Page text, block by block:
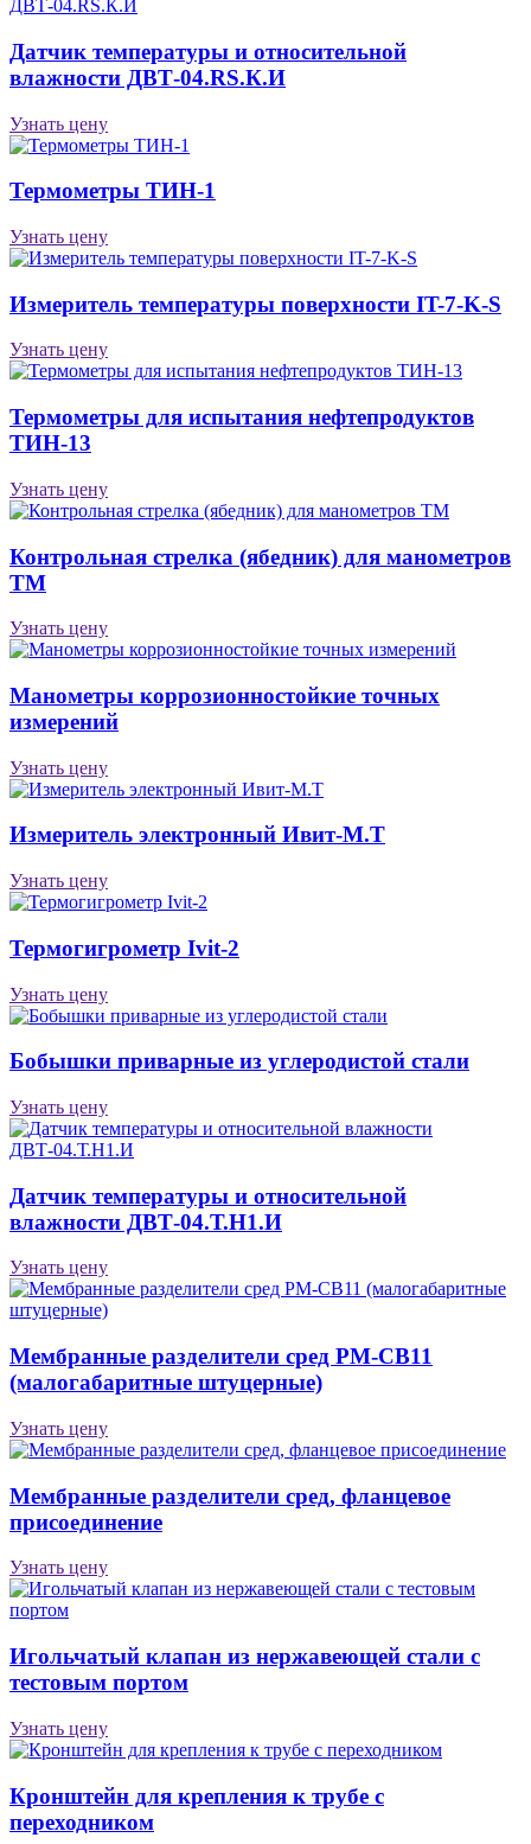
Датчик температуры и относительной
влажности ДВТ-04.RS.К.И
Узнать цену
Термометры ТИН-1
Узнать цену
Измеритель температуры поверхности IT-7-K-S
Узнать цену
Термометры для испытания нефтепродуктов
ТИН-13
Узнать цену
Контрольная стрелка (ябедник) для манометров
ТМ
Узнать цену
Манометры коррозионностойкие точных
измерений
Узнать цену
Измеритель электронный Ивит-М.T
Узнать цену
Термогигрометр Ivit-2
Узнать цену
Бобышки приварные из углеродистой стали
Узнать цену
Датчик температуры и относительной
влажности ДВТ-04.Т.Н1.И
Узнать цену
Мембранные разделители сред РМ-СВ11
(малогабаритные штуцерные)
Узнать цену
Мембранные разделители сред, фланцевое
присоединение
Узнать цену
Игольчатый клапан из нержавеющей стали с
тестовым портом
Узнать цену
Кронштейн для крепления к трубе с
переходником